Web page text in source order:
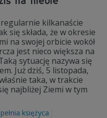
regularnie kilkanaście
się składa, że w okresie
na swojej orbicie wokół
jest nieco większa na
sytuację nazywa się
Już dziś, 5 listopada,
taka, w trakcie
najbliżej Ziemi w tym
pełnia księżyca